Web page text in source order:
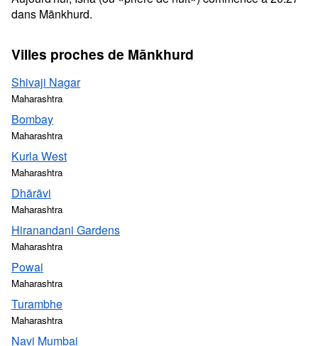
dans Mānkhurd.
Villes proches de Mānkhurd
Shivaji Nagar
Maharashtra
Bombay
Maharashtra
Kurla West
Maharashtra
Dhārāvi
Maharashtra
Hiranandani Gardens
Maharashtra
Powai
Maharashtra
Turambhe
Maharashtra
Navi Mumbai